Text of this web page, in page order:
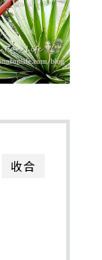
收合